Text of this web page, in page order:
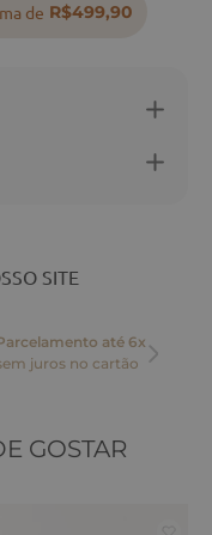
de R$499,90
SITE
até 6x
juros no cartão
GOSTAR